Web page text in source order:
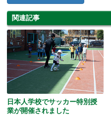
関連記事
日本人学校でサッカー特別授
業が開催されました